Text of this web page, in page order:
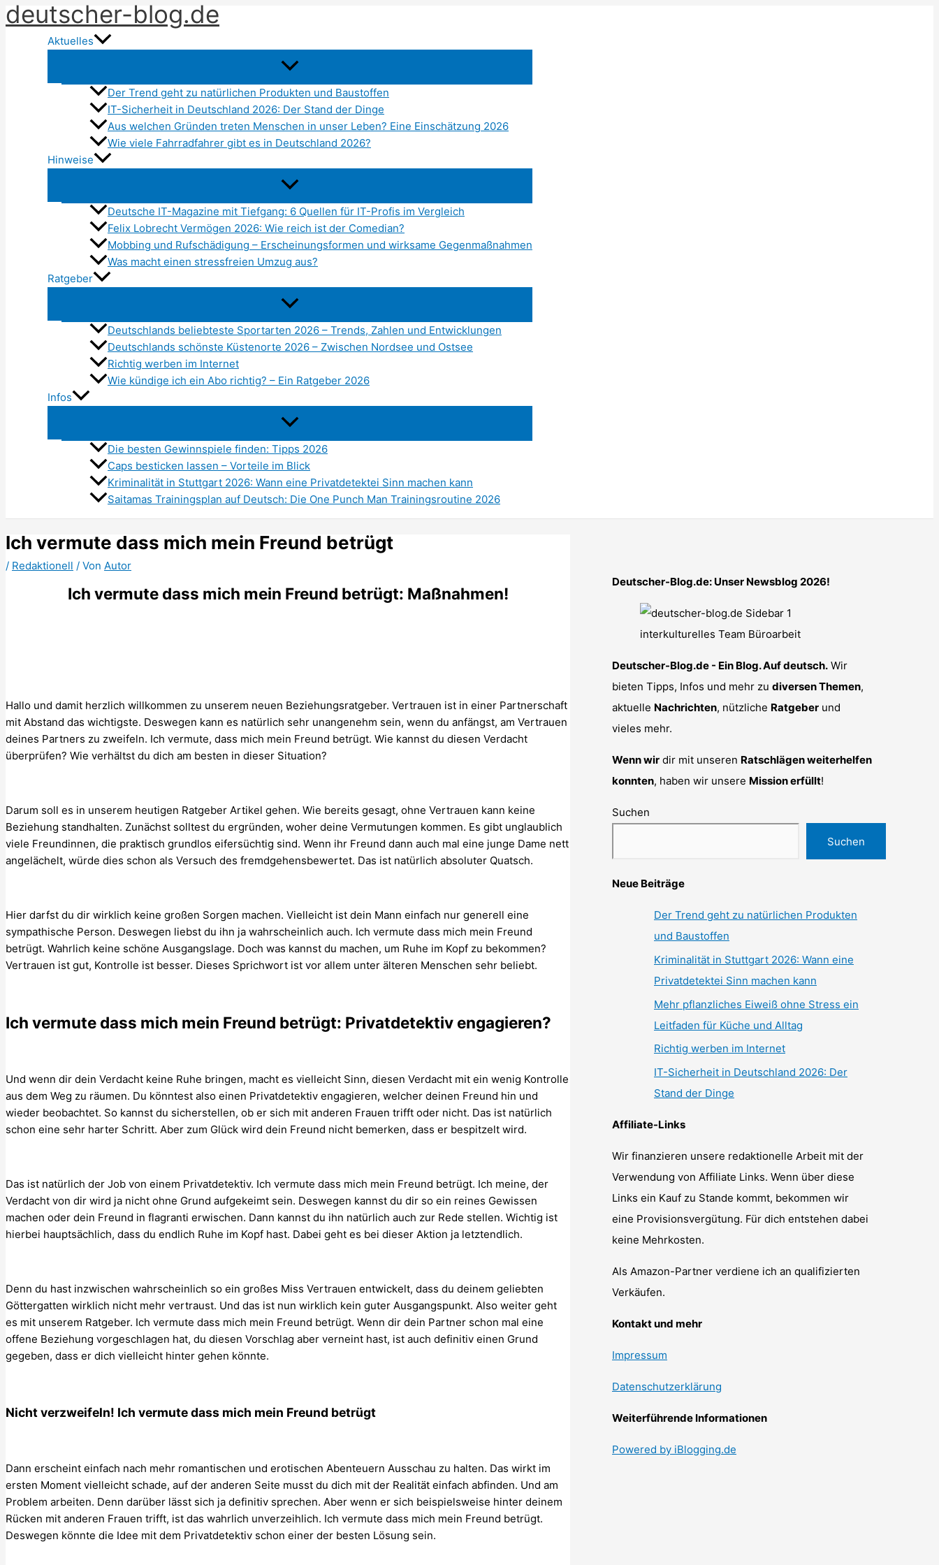
Zum
Inhalt
springen
deutscher-blog.de
Aktuelles
Der Trend geht zu natürlichen Produkten und Baustoffen
IT-Sicherheit in Deutschland 2026: Der Stand der Dinge
Aus welchen Gründen treten Menschen in unser Leben? Eine Einschätzung 2026
Wie viele Fahrradfahrer gibt es in Deutschland 2026?
Hinweise
Deutsche IT-Magazine mit Tiefgang: 6 Quellen für IT-Profis im Vergleich
Felix Lobrecht Vermögen 2026: Wie reich ist der Comedian?
Mobbing und Rufschädigung – Erscheinungsformen und wirksame Gegenmaßnahmen
Was macht einen stressfreien Umzug aus?
Ratgeber
Deutschlands beliebteste Sportarten 2026 – Trends, Zahlen und Entwicklungen
Deutschlands schönste Küstenorte 2026 – Zwischen Nordsee und Ostsee
Richtig werben im Internet
Wie kündige ich ein Abo richtig? – Ein Ratgeber 2026
Infos
Die besten Gewinnspiele finden: Tipps 2026
Caps besticken lassen – Vorteile im Blick
Kriminalität in Stuttgart 2026: Wann eine Privatdetektei Sinn machen kann
Saitamas Trainingsplan auf Deutsch: Die One Punch Man Trainingsroutine 2026
Ich vermute dass mich mein Freund betrügt
/ Redaktionell / Von Autor
Ich vermute dass mich mein Freund betrügt: Maßnahmen!
Hallo und damit herzlich willkommen zu unserem neuen Beziehungsratgeber. Vertrauen ist in einer Partnerschaft
mit Abstand das wichtigste. Deswegen kann es natürlich sehr unangenehm sein, wenn du anfängst, am Vertrauen
deines Partners zu zweifeln. Ich vermute, dass mich mein Freund betrügt. Wie kannst du diesen Verdacht
überprüfen? Wie verhältst du dich am besten in dieser Situation?
Darum soll es in unserem heutigen Ratgeber Artikel gehen. Wie bereits gesagt, ohne Vertrauen kann keine
Beziehung standhalten. Zunächst solltest du ergründen, woher deine Vermutungen kommen. Es gibt unglaublich
viele Freundinnen, die praktisch grundlos eifersüchtig sind. Wenn ihr Freund dann auch mal eine junge Dame nett
angelächelt, würde dies schon als Versuch des fremdgehensbewertet. Das ist natürlich absoluter Quatsch.
Hier darfst du dir wirklich keine großen Sorgen machen. Vielleicht ist dein Mann einfach nur generell eine
sympathische Person. Deswegen liebst du ihn ja wahrscheinlich auch. Ich vermute dass mich mein Freund
betrügt. Wahrlich keine schöne Ausgangslage. Doch was kannst du machen, um Ruhe im Kopf zu bekommen?
Vertrauen ist gut, Kontrolle ist besser. Dieses Sprichwort ist vor allem unter älteren Menschen sehr beliebt.
Ich vermute dass mich mein Freund betrügt: Privatdetektiv engagieren?
Und wenn dir dein Verdacht keine Ruhe bringen, macht es vielleicht Sinn, diesen Verdacht mit ein wenig Kontrolle
aus dem Weg zu räumen. Du könntest also einen Privatdetektiv engagieren, welcher deinen Freund hin und
wieder beobachtet. So kannst du sicherstellen, ob er sich mit anderen Frauen trifft oder nicht. Das ist natürlich
schon eine sehr harter Schritt. Aber zum Glück wird dein Freund nicht bemerken, dass er bespitzelt wird.
Das ist natürlich der Job von einem Privatdetektiv. Ich vermute dass mich mein Freund betrügt. Ich meine, der
Verdacht von dir wird ja nicht ohne Grund aufgekeimt sein. Deswegen kannst du dir so ein reines Gewissen
machen oder dein Freund in flagranti erwischen. Dann kannst du ihn natürlich auch zur Rede stellen. Wichtig ist
hierbei hauptsächlich, dass du endlich Ruhe im Kopf hast. Dabei geht es bei dieser Aktion ja letztendlich.
Denn du hast inzwischen wahrscheinlich so ein großes Miss Vertrauen entwickelt, dass du deinem geliebten
Göttergatten wirklich nicht mehr vertraust. Und das ist nun wirklich kein guter Ausgangspunkt. Also weiter geht
es mit unserem Ratgeber. Ich vermute dass mich mein Freund betrügt. Wenn dir dein Partner schon mal eine
offene Beziehung vorgeschlagen hat, du diesen Vorschlag aber verneint hast, ist auch definitiv einen Grund
gegeben, dass er dich vielleicht hinter gehen könnte.
Nicht verzweifeln! Ich vermute dass mich mein Freund betrügt
Dann erscheint einfach nach mehr romantischen und erotischen Abenteuern Ausschau zu halten. Das wirkt im
ersten Moment vielleicht schade, auf der anderen Seite musst du dich mit der Realität einfach abfinden. Und am
Problem arbeiten. Denn darüber lässt sich ja definitiv sprechen. Aber wenn er sich beispielsweise hinter deinem
Rücken mit anderen Frauen trifft, ist das wahrlich unverzeihlich. Ich vermute dass mich mein Freund betrügt.
Deswegen könnte die Idee mit dem Privatdetektiv schon einer der besten Lösung sein.
Deutscher-Blog.de: Unser Newsblog 2026!
Deutscher-Blog.de - Ein Blog. Auf deutsch. Wir
bieten Tipps, Infos und mehr zu diversen Themen,
aktuelle Nachrichten, nützliche Ratgeber und
vieles mehr.
Wenn wir dir mit unseren Ratschlägen weiterhelfen
konnten, haben wir unsere Mission erfüllt!
Suchen
Suchen
Neue Beiträge
Der Trend geht zu natürlichen Produkten
und Baustoffen
Kriminalität in Stuttgart 2026: Wann eine
Privatdetektei Sinn machen kann
Mehr pflanzliches Eiweiß ohne Stress ein
Leitfaden für Küche und Alltag
Richtig werben im Internet
IT-Sicherheit in Deutschland 2026: Der
Stand der Dinge
Affiliate-Links
Wir finanzieren unsere redaktionelle Arbeit mit der
Verwendung von Affiliate Links. Wenn über diese
Links ein Kauf zu Stande kommt, bekommen wir
eine Provisionsvergütung. Für dich entstehen dabei
keine Mehrkosten.
Als Amazon-Partner verdiene ich an qualifizierten
Verkäufen.
Kontakt und mehr
Impressum
Datenschutzerklärung
Weiterführende Informationen
Powered by iBlogging.de